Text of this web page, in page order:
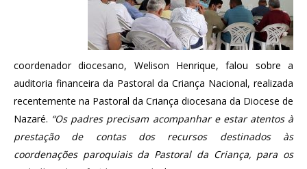
coordenador diocesano, Welison Henrique, falou sobre a
auditoria financeira da Pastoral da Criança Nacional, realizada
recentemente na Pastoral da Criança diocesana da Diocese de
Nazaré. “Os padres precisam acompanhar e estar atentos à
prestação de contas dos recursos destinados às
coordenações paroquiais da Pastoral da Criança, para os